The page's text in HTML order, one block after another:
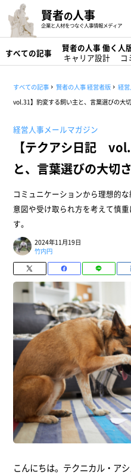
賢者の人事
企業と人材をつなぐ人事情報メディア
すべての記事
賢者の人事 働く人
キャリア設計
コ
すべての記事 賢者の人事 経営者版 経
vol.31】豹変する飼い主と、言葉選びの大
経営人事メールマガジン
【テクアシ日記
と、言葉選びの大切
コミュニケーションから理想的
意図や受け取られ方を考えて慎
す。
2024年11月19日
竹内円
こんにちは。テクニカル・ア